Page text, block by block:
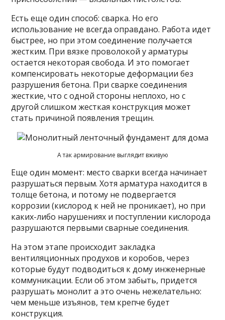
Есть еще один способ: сварка. Но его
использование не всегда оправдано. Работа идет
быстрее, но при этом соединение получается
жестким. При вязке проволокой у арматуры
остается некоторая свобода. И это помогает
компенсировать некоторые деформации без
разрушения бетона. При сварке соединения
жесткие, что с одной стороны неплохо, но с
другой слишком жесткая конструкция может
стать причиной появления трещин.
А так армирование выглядит вживую
Еще один момент: место сварки всегда начинает
разрушаться первым. Хотя арматура находится в
толще бетона, и потому не подвергается
коррозии (кислород к ней не проникает), но при
каких-либо нарушениях и поступлении кислорода
разрушаются первыми сварные соединения.
На этом этапе происходит закладка
вентиляционных продухов и коробов, через
которые будут подводиться к дому инженерные
коммуникации. Если об этом забыть, придется
разрушать монолит а это очень нежелательно:
чем меньше изъянов, тем крепче будет
конструкция.